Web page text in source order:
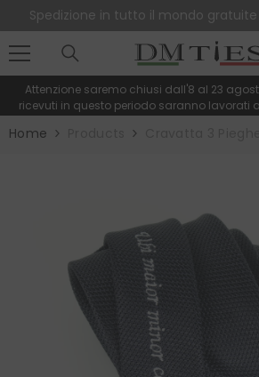
Spedizione in tutto il mondo
Attenzione saremo chiusi dall'8 al 23
ricevuti in questo periodo saranno lavorati
Home